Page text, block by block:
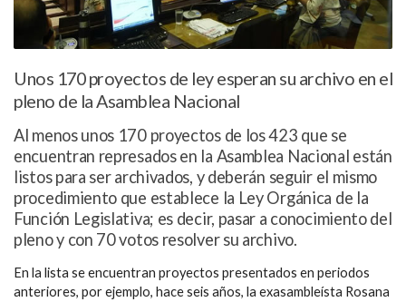
Unos 170 proyectos de ley esperan su archivo en el
pleno de la Asamblea Nacional
Al menos unos 170 proyectos de los 423 que se
encuentran represados en la Asamblea Nacional están
listos para ser archivados, y deberán seguir el mismo
procedimiento que establece la Ley Orgánica de la
Función Legislativa; es decir, pasar a conocimiento del
pleno y con 70 votos resolver su archivo.
En la lista se encuentran proyectos presentados en periodos
anteriores, por ejemplo, hace seis años, la exasambleísta Rosana